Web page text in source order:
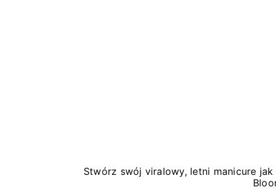
Stwórz swój viralowy, letni manicure